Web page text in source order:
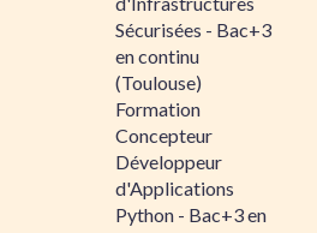
Sécurisées - Bac+3
en continu
(Toulouse)
Formation
Concepteur
Développeur
d'Applications
Python - Bac+3 en